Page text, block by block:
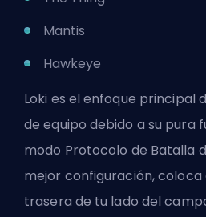
Mantis
Hawkeye
Loki es el enfoque principal
de equipo debido a su pura
modo Protocolo de Batalla
mejor configuración, coloca
trasera de tu lado del